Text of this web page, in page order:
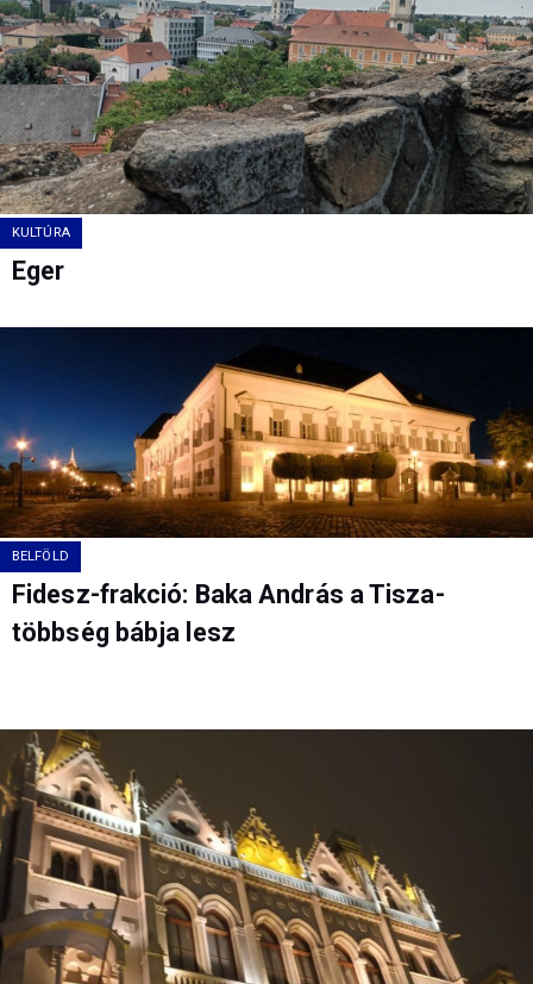
KULTÚRA
Eger
BELFÖLD
Fidesz-frakció: Baka András a Tisza-
többség bábja lesz